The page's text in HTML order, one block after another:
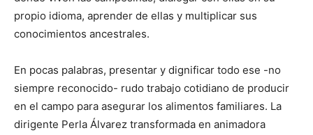
propio idioma, aprender de ellas y multiplicar sus
conocimientos ancestrales.
En pocas palabras, presentar y dignificar todo ese -no
siempre reconocido- rudo trabajo cotidiano de producir
en el campo para asegurar los alimentos familiares. La
dirigente Perla Álvarez transformada en animadora